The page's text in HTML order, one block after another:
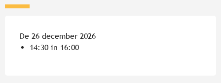
De 26 december 2026
14:30 in 16:00